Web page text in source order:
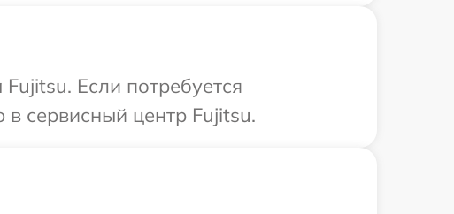
Если потребуется
сервисный центр Fujitsu.